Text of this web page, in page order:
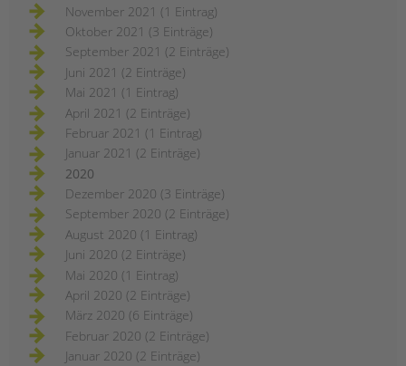
November 2021 (1 Eintrag)
Oktober 2021 (3 Einträge)
September 2021 (2 Einträge)
Juni 2021 (2 Einträge)
Mai 2021 (1 Eintrag)
April 2021 (2 Einträge)
Februar 2021 (1 Eintrag)
Januar 2021 (2 Einträge)
2020
Dezember 2020 (3 Einträge)
September 2020 (2 Einträge)
August 2020 (1 Eintrag)
Juni 2020 (2 Einträge)
Mai 2020 (1 Eintrag)
April 2020 (2 Einträge)
März 2020 (6 Einträge)
Februar 2020 (2 Einträge)
Januar 2020 (2 Einträge)